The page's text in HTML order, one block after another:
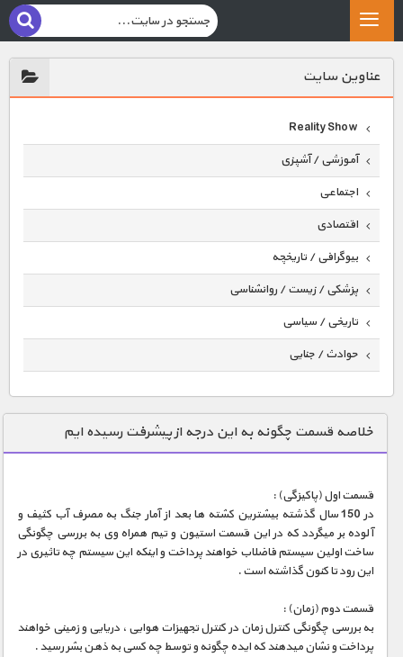
عناوين سايت
Reality Show
آموزشی / آشپزی
اجتماعی
اقتصادی
بیوگرافی / تاریخچه
پزشکی / زیست / روانشناسی
تاریخی / سیاسی
حوادث / جنایی
دنیای خوراکی ها
زمین شناسی / محیط زیست
سرگرمی
شناخت کودکان
طبیعت
علم و فناوری
فرهنگ / هنر
خلاصه قسمت چگونه به این درجه از پیشرفت رسیده ایم
قسمت اول (پاکیزگی) :
در 150 سال گذشته بیشترین کشته ها بعد از آمار جنگ به مصرف آب کثیف و
آلوده بر میگردد که در این قسمت استیون و تیم همراه وی به بررسی چگونگی
ساخت اولین سیستم فاضلاب خواهند پرداخت و اینکه این سیستم چه تاثیری در
این رود تا کنون گذاشته است .
قسمت دوم (زمان) :
به بررسی چگونگی کنترل زمان در کنترل تجهیزات هوایی ، دریایی و زمینی خواهند
پرداخت و نشان میدهند که ایده چگونه و توسط چه کسی به ذهن بشر رسید .